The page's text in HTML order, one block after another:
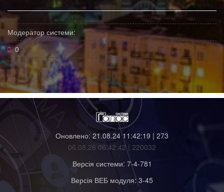
Модератор системи:
0
Оновлено: 21.08.24 11:42:19 | 273
06.08.26 06:42:42 | 220032
Версія системи: 7-4-781
Версія ВЕБ модуля: 3-45